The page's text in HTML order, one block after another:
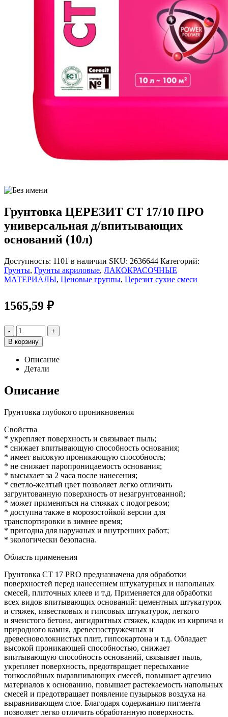
Грунтовка ЦЕРЕЗИТ CT 17/10 ПРО
универсальная д/впитывающих
оснований (10л)
Доступность: 1101 в наличии SKU: 2636644 Категорий:
Грунты, Грунты акриловые, ЛАКОКРАСОЧНЫЕ
МАТЕРИАЛЫ, Ценовые группы, Церезит сухие смеси
1565,59 ₽
-
+
В корзину
Описание
Детали
Описание
Грунтовка глубокого проникновения
Свойства
* укрепляет поверхность и связывает пыль;
* снижает впитывающую способность основания;
* имеет высокую проникающую способность;
* не снижает паропроницаемость основания;
* высыхает за 2 часа после нанесения;
* светло-желтый цвет позволяет легко отличить
загрунтованную поверхность от незагрунтованной;
* может применяться на стяжках с подогревом;
* доступна также в морозостойкой версии для
транспортировки в зимнее время;
* пригодна для наружных и внутренних работ;
* экологически безопасна.
Область применения
Грунтовка CT 17 PRO предназначена для обработки
поверхностей перед нанесением штукатурных и напольных
смесей, плиточных клеев и т.д. Применяется для обработки
всех видов впитывающих оснований: цементных штукатурок
и стяжек, известковых и гипсовых штукатурок, легкого
и ячеистого бетона, ангидритных стяжек, кладок из кирпича и
природного камня, древесностружечных и
древесноволокнистых плит, гипсокартона и т.д. Обладает
высокой проникающей способностью, снижает
впитывающую способность оснований, связывает пыль,
укрепляет поверхность, предотвращает пересыхание
тонкослойных выравнивающих смесей, повышает адгезию
материалов к основанию, повышает растекаемость напольных
смесей и предотвращает появление пузырьков воздуха на
выравнивающем слое. Благодаря содержанию пигмента
позволяет легко отличить обработанную поверхность.